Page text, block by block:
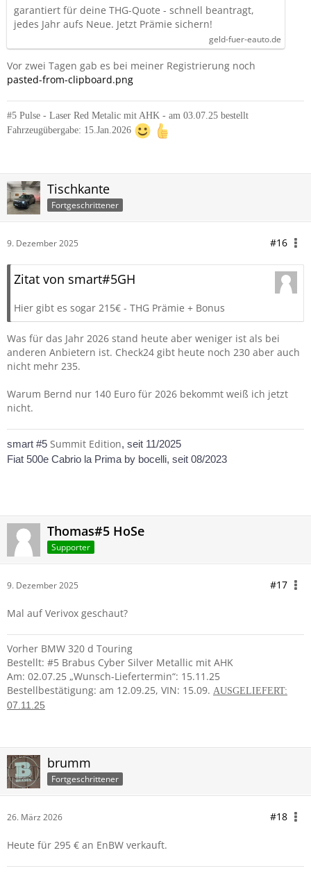
garantiert für deine THG-Quote - schnell beantragt,
jedes Jahr aufs Neue. Jetzt Prämie sichern!
geld-fuer-eauto.de
Vor zwei Tagen gab es bei meiner Registrierung noch
pasted-from-clipboard.png
#5 Pulse - Laser Red Metalic mit AHK - am 03.07.25 bestellt
Fahrzeugübergabe: 15.Jan.2026
Tischkante
Fortgeschrittener
9. Dezember 2025 #16
Zitat von smart#5GH
Hier gibt es sogar 215€ - THG Prämie + Bonus
Was für das Jahr 2026 stand heute aber weniger ist als bei
anderen Anbietern ist. Check24 gibt heute noch 230 aber auch
nicht mehr 235.
Warum Bernd nur 140 Euro für 2026 bekommt weiß ich jetzt
nicht.
smart #5 Summit Edition, seit 11/2025
Fiat 500e Cabrio la Prima by bocelli, seit 08/2023
Thomas#5 HoSe
Supporter
9. Dezember 2025 #17
Mal auf Verivox geschaut?
Vorher BMW 320 d Touring
Bestellt: #5 Brabus Cyber Silver Metallic mit AHK
Am: 02.07.25 „Wunsch-Liefertermin“: 15.11.25
Bestellbestätigung: am 12.09.25, VIN: 15.09. AUSGELIEFERT:
07.11.25
brumm
Fortgeschrittener
26. März 2026 #18
Heute für 295 € an EnBW verkauft.